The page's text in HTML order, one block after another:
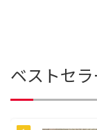
ベストセ